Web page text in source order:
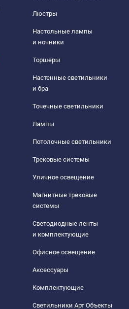
Люстры
Настольные лампы
и ночники
Торшеры
Настенные светильники
и бра
Точечные светильники
Лампы
Потолочные светильники
Трековые системы
Уличное освещение
Магнитные трековые
системы
Светодиодные ленты
и комплектующие
Офисное освещение
Аксессуары
Комплектующие
Светильники Арт Объекты